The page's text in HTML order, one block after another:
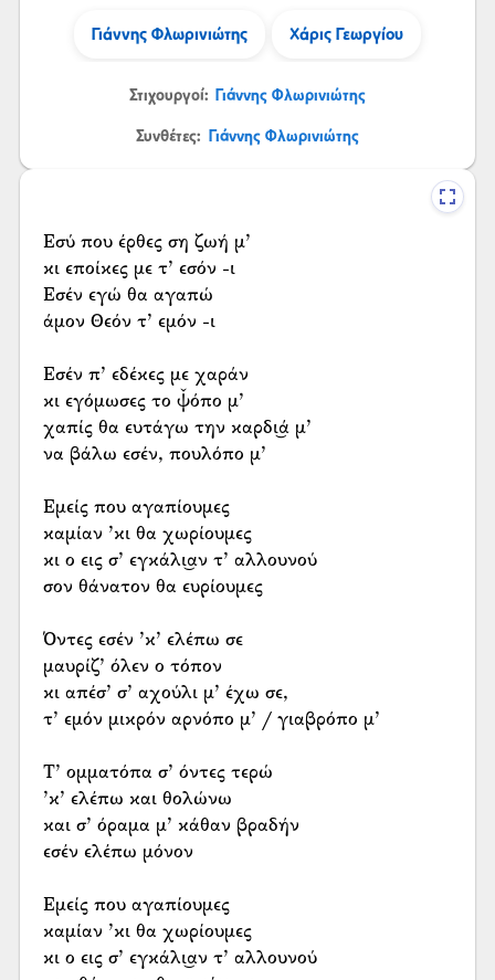
Γιάννης Φλωρινιώτης Χάρις Γεωργίου
Στιχουργοί: Γιάννης Φλωρινιώτης
Συνθέτες: Γιάννης Φλωρινιώτης
Εσύ που έρθες ση ζωή μ’
κι εποίκες με τ’ εσόν -ι
Εσέν εγώ θα αγαπώ
άμον Θεόν τ’ εμόν -ι
Εσέν π’ εδέκες με χαράν
κι εγόμωσες το ψ̌όπο μ’
χαπίς θα ευτάγω την καρδι͜ά μ’
να βάλω εσέν, πουλόπο μ’
Εμείς που αγαπίουμες
καμίαν ’κι θα χωρίουμες
κι ο εις σ’ εγκάλι͜αν τ’ αλλουνού
σον θάνατον θα ευρίουμες
Όντες εσέν ’κ’ ελέπω σε
μαυρίζ’ όλεν ο τόπον
κι απέσ’ σ’ αχούλι μ’ έχω σε,
τ’ εμόν μικρόν αρνόπο μ’ / γιαβρόπο μ’
Τ’ ομματόπα σ’ όντες τερώ
’κ’ ελέπω και θολώνω
και σ’ όραμα μ’ κάθαν βραδήν
εσέν ελέπω μόνον
Εμείς που αγαπίουμες
καμίαν ’κι θα χωρίουμες
κι ο εις σ’ εγκάλι͜αν τ’ αλλουνού